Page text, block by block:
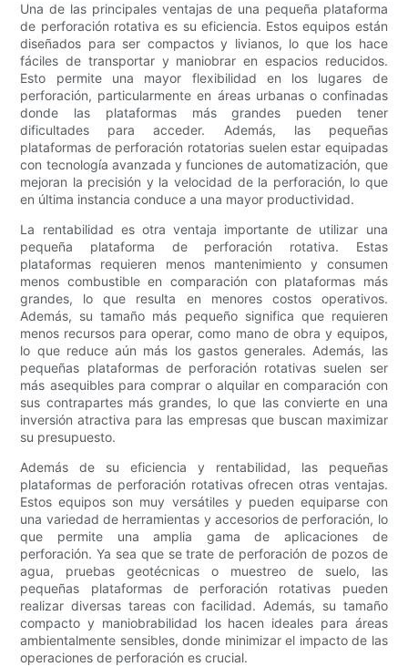
Una de las principales ventajas de una pequeña plataforma
de perforación rotativa es su eficiencia. Estos equipos están
diseñados para ser compactos y livianos, lo que los hace
fáciles de transportar y maniobrar en espacios reducidos.
Esto permite una mayor flexibilidad en los lugares de
perforación, particularmente en áreas urbanas o confinadas
donde las plataformas más grandes pueden tener
dificultades para acceder. Además, las pequeñas
plataformas de perforación rotatorias suelen estar equipadas
con tecnología avanzada y funciones de automatización, que
mejoran la precisión y la velocidad de la perforación, lo que
en última instancia conduce a una mayor productividad.
La rentabilidad es otra ventaja importante de utilizar una
pequeña plataforma de perforación rotativa. Estas
plataformas requieren menos mantenimiento y consumen
menos combustible en comparación con plataformas más
grandes, lo que resulta en menores costos operativos.
Además, su tamaño más pequeño significa que requieren
menos recursos para operar, como mano de obra y equipos,
lo que reduce aún más los gastos generales. Además, las
pequeñas plataformas de perforación rotativas suelen ser
más asequibles para comprar o alquilar en comparación con
sus contrapartes más grandes, lo que las convierte en una
inversión atractiva para las empresas que buscan maximizar
su presupuesto.
Además de su eficiencia y rentabilidad, las pequeñas
plataformas de perforación rotativas ofrecen otras ventajas.
Estos equipos son muy versátiles y pueden equiparse con
una variedad de herramientas y accesorios de perforación, lo
que permite una amplia gama de aplicaciones de
perforación. Ya sea que se trate de perforación de pozos de
agua, pruebas geotécnicas o muestreo de suelo, las
pequeñas plataformas de perforación rotativas pueden
realizar diversas tareas con facilidad. Además, su tamaño
compacto y maniobrabilidad los hacen ideales para áreas
ambientalmente sensibles, donde minimizar el impacto de las
operaciones de perforación es crucial.